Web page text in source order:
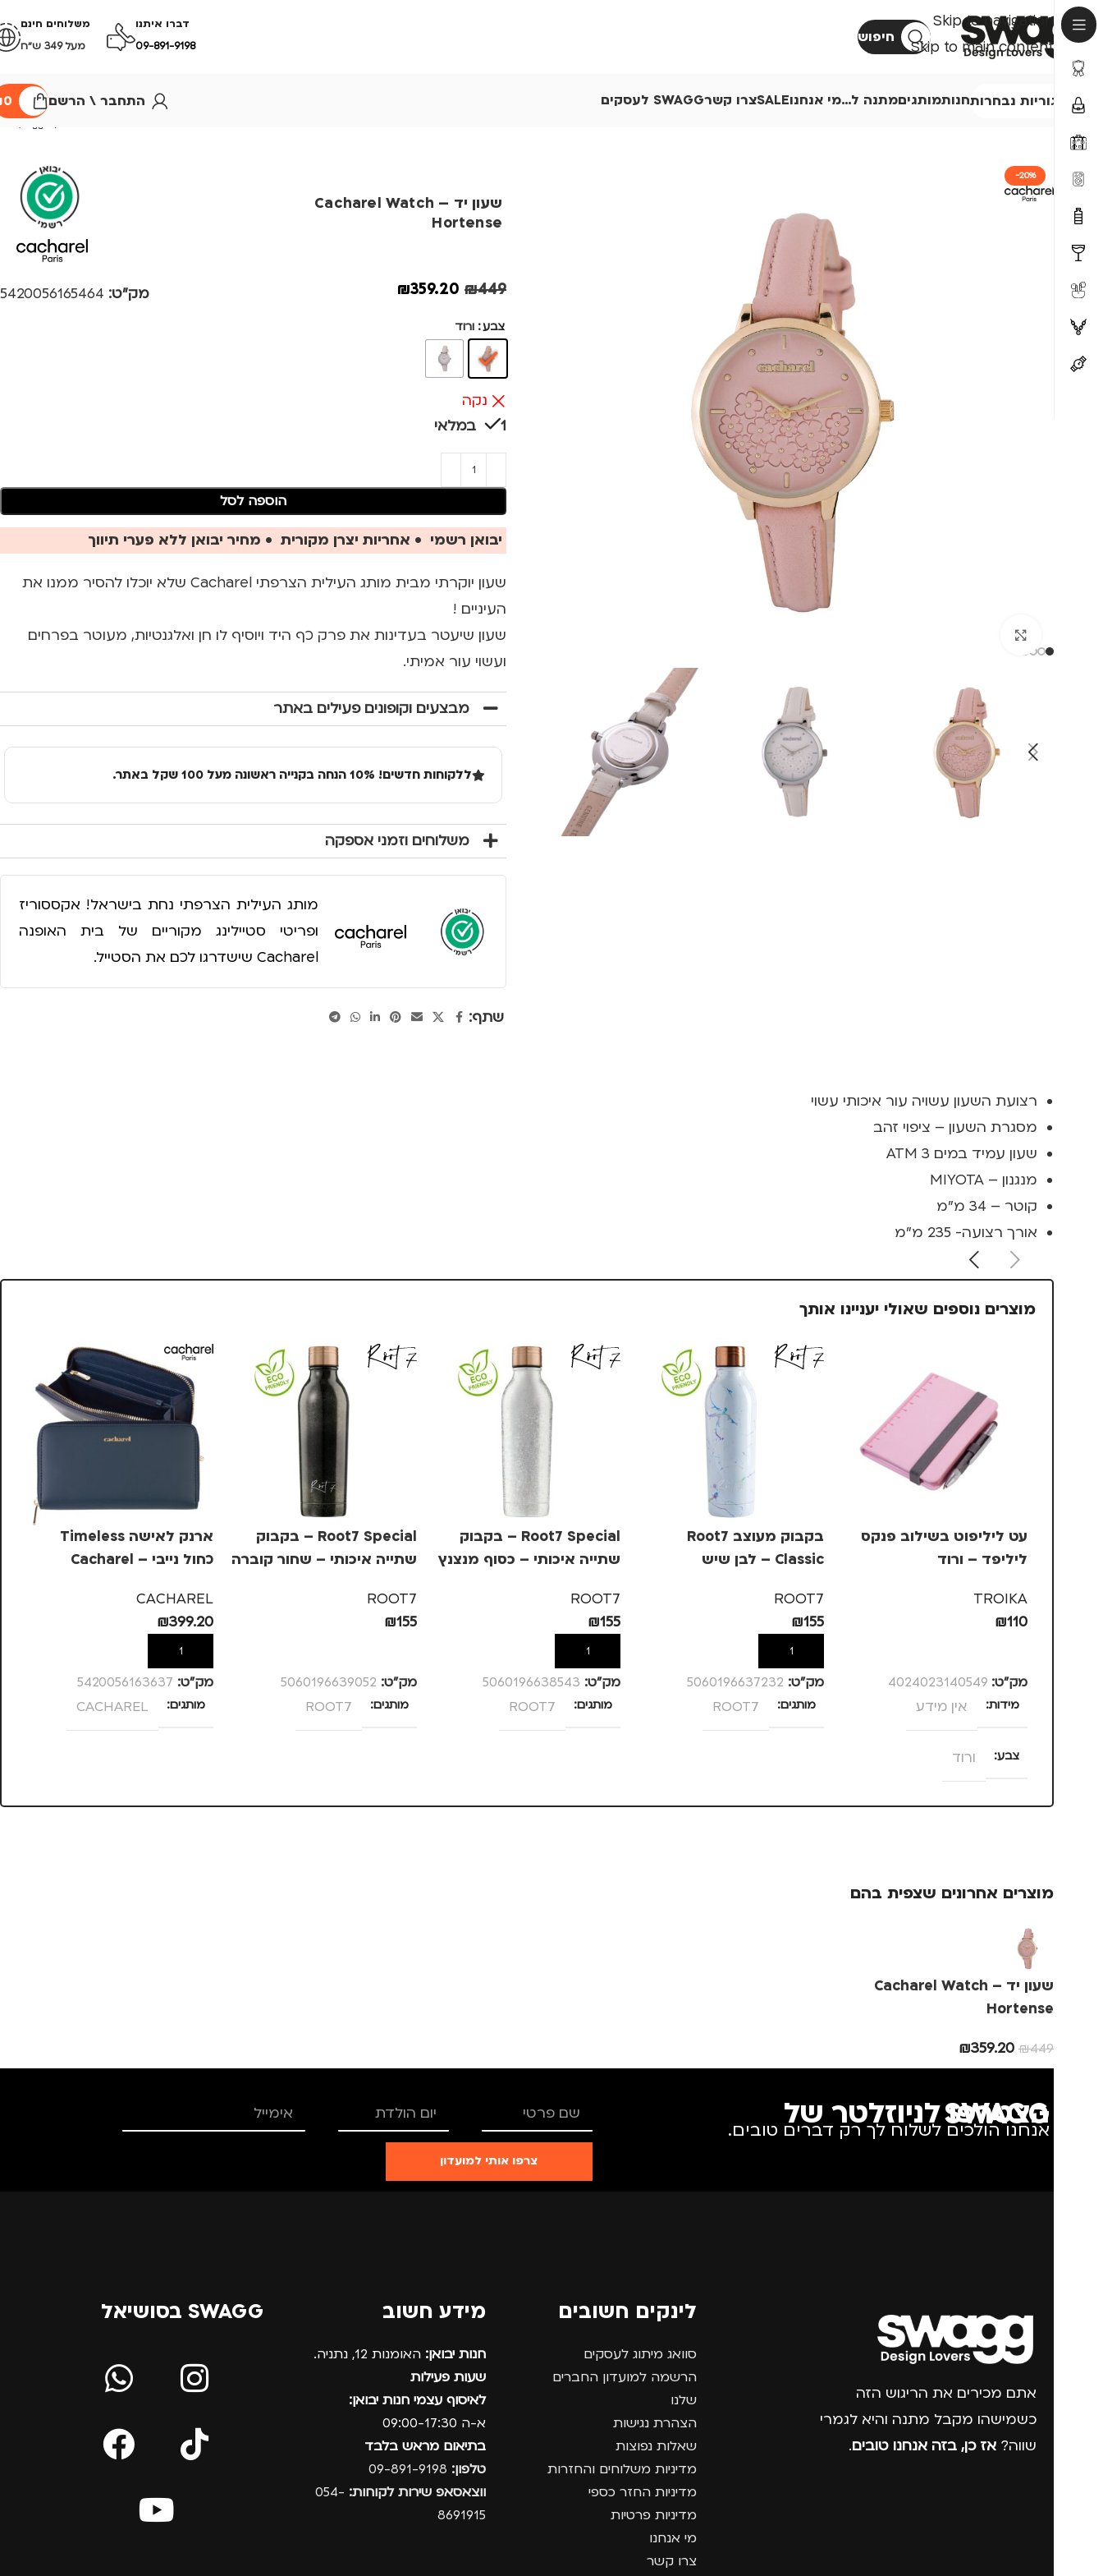
Skip to navigation
Skip to main content
חיפוש
דברו איתנו
09-891-9198
משלוחים חינם
מעל 349 ש״ח
קטגוריות נבחרותחנותמותגיםמתנה ל…מי אנחנוSALEצרו קשרSWAGG לעסקים התחבר \ הרשם 0
-20%
שעון יד – Cacharel Watch
Hortense
₪449
₪359.20 מק"ט: 5420056165464
צבע ורוד
נקה
1 במלאי
הוספה לסל
יבואן רשמי • אחריות יצרן מקורית • מחיר יבואן ללא פערי תיווך
שעון יוקרתי מבית מותג העילית הצרפתי Cacharel שלא יוכלו להסיר ממנו את
העיניים !
שעון שיעטר בעדינות את פרק כף היד ויוסיף לו חן ואלגנטיות, מעוטר בפרחים
ועשוי עור אמיתי.
מבצעים וקופונים פעילים באתר
ללקוחות חדשים! 10% הנחה בקנייה ראשונה מעל 100 שקל באתר.
משלוחים וזמני אספקה
מותג העילית הצרפתי נחת בישראל! אקססוריז
ופריטי סטיילינג מקוריים של בית האופנה
Cacharel שישדרגו לכם את הסטייל.
שתף:
רצועת השעון עשויה עור איכותי עשוי
מסגרת השעון – ציפוי זהב
שעון עמיד במים 3 ATM
מנגנון – MIYOTA
קוטר – 34 מ”מ
אורך רצועה- 235 מ”מ
מוצרים נוספים שאולי יעניינו אותך
עט ליליפוט בשילוב פנקס
ליליפד – ורוד
TROIKA
₪110
מק”ט: 4024023140549
מידות אין מידע
צבע ורוד
מותגים TROIKA
גברים , חיילים ,טיולים ,
נסיעות
מדינה
בקבוק מעוצב Root7
Classic – לבן שיש
ROOT7
₪155
הוספה לסל
מק”ט: 5060196637232
מותגים ROOT7
Root7 Special – בקבוק
שתייה איכותי – כסוף מנצנץ
ROOT7
₪155
הוספה לסל
מק”ט: 5060196638543
מותגים ROOT7
Root7 Special – בקבוק
שתייה איכותי – שחור קוברה
ROOT7
₪155
מק”ט: 5060196639052
מותגים ROOT7
ארנק לאישה Timeless
כחול נייבי – Cacharel
CACHAREL
₪399.20
הוספה לסל
מק”ט: 5420056163637
מותגים CACHAREL
מוצרים אחרונים שצפית בהם
שעון יד – Cacharel Watch
Hortense
₪449
₪359.20
הצטרפו לניוזלטר של SWAGG
אנחנו הולכים לשלוח לך רק דברים טובים.
צרפו אותי למועדון
אתם מכירים את הריגוש הזה
כשמישהו מקבל מתנה והיא לגמרי
שווה? אז כן, בזה אנחנו טובים.
לינקים חשובים
סוואג מיתוג לעסקים
הרשמה למועדון החברים
שלנו
הצהרת נגישות
שאלות נפוצות
מדיניות משלוחים והחזרות
מדיניות החזר כספי
מדיניות פרטיות
מי אנחנו
צרו קשר
מידע חשוב
חנות יבואן: האומנות 12, נתניה.
שעות פעילות
לאיסוף עצמי חנות יבואן:
א-ה 09:00-17:30
בתיאום מראש בלבד
טלפון:
ווצאסאפ שירות לקוחות: 054-
8691915
SWAGG בסושיאל